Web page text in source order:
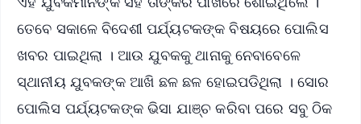
ତେବେ ସକାଳେ ବିଦେଶୀ ପର୍ଯ୍ୟଟକଙ୍କ ବିଷୟରେ ପୋଲିସ
ଖବର ପାଇଥିଲା । ଆଉ ଯୁବକକୁ ଥାନାକୁ ନେବାବେଳେ
ସ୍ଥାନୀୟ ଯୁବକଙ୍କ ଆଖି ଛଳ ଛଳ ହୋଇପଡିଥିଲା । ସୋର
ପୋଲିସ ପର୍ଯ୍ୟଟକଙ୍କ ଭିସା ଯାଞ୍ଚ କରିବା ପରେ ସବୁ ଠିକ